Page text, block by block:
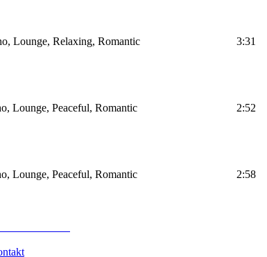
Lounge, Relaxing, Romantic 3:31
Lounge, Peaceful, Romantic 2:52
Lounge, Peaceful, Romantic 2:58